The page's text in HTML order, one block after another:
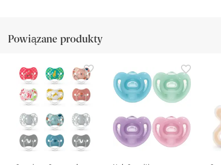
Powiązane produkty